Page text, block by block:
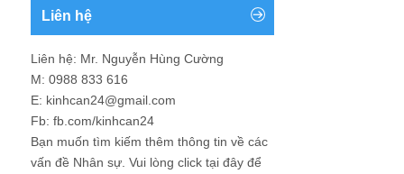
Liên hệ
Liên hệ: Mr. Nguyễn Hùng Cường
M: 0988 833 616
E: kinhcan24@gmail.com
Fb: fb.com/kinhcan24
Bạn muốn tìm kiếm thêm thông tin về các
vấn đề Nhân sự . Vui lòng click tại đây để